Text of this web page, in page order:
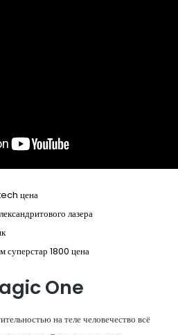
цена
лазера
суперстар 1800 цена
One
на теле человечество всё